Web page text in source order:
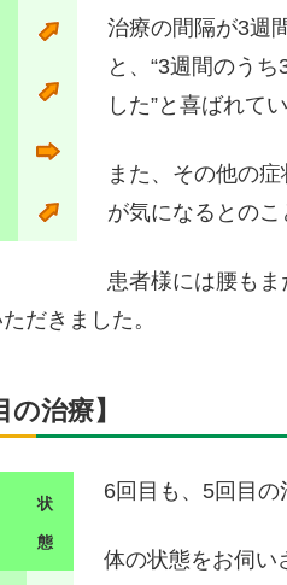
治療の間隔が3週
と、“3週間のう
した”と喜ばれて
また、その他の
が気になるとのこ
患者様には腰も
だきました。
の治療】
状
態
6回目も、5回目の
体の状態をお伺い